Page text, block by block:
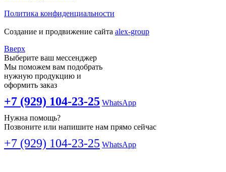
Политика конфиденциальности
Создание и продвижение сайта alex-group
Вверх
Выберите ваш мессенджер
Мы поможем вам подобрать
нужную продукцию и
оформить заказ
+7 (929) 104-23-25 WhatsApp
Нужна помощь?
Позвоните или напишите нам прямо сейчас
+7 (929) 104-23-25 WhatsApp